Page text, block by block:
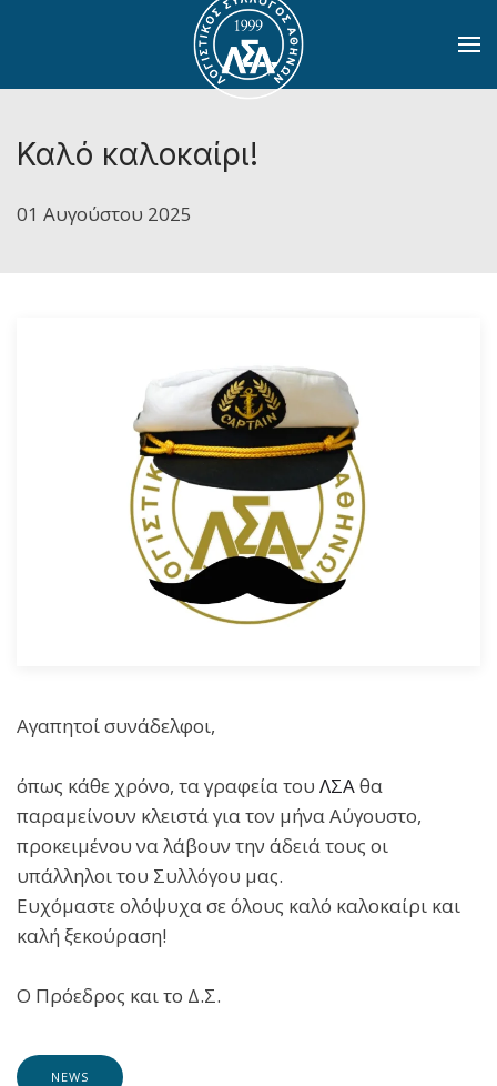
Skip to main content
Καλό καλοκαίρι!
01 Αυγούστου 2025
Αγαπητοί συνάδελφοι,
όπως κάθε χρόνο, τα γραφεία του ΛΣΑθα
παραμείνουν κλειστά για τον μήνα Αύγουστο,
προκειμένου να λάβουν την άδειά τους οι
υπάλληλοι του Συλλόγου μας.
Ευχόμαστε ολόψυχα σε όλους καλό καλοκαίρι και
καλή ξεκούραση!
Ο Πρόεδρος και το Δ.Σ.
NEWS